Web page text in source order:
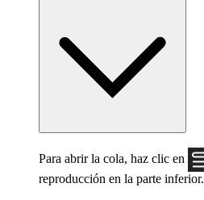
Para abrir la cola, haz clic en
reproducción en la parte inferior.